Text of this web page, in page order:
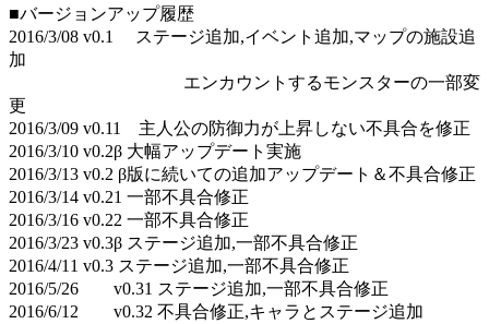
■バージョンアップ履歴
2016/3/08 v0.1 ステージ追加,イベント追加,マップの施設追
加
エンカウントするモンスターの一部変
更
2016/3/09 v0.11 主人公の防御力が上昇しない不具合を修正
2016/3/10 v0.2β 大幅アップデート実施
2016/3/13 v0.2 β版に続いての追加アップデート＆不具合修正
2016/3/14 v0.21 一部不具合修正
2016/3/16 v0.22 一部不具合修正
2016/3/23 v0.3β ステージ追加,一部不具合修正
2016/4/11 v0.3 ステージ追加,一部不具合修正
2016/5/26 v0.31 ステージ追加,一部不具合修正
2016/6/12 v0.32 不具合修正,キャラとステージ追加